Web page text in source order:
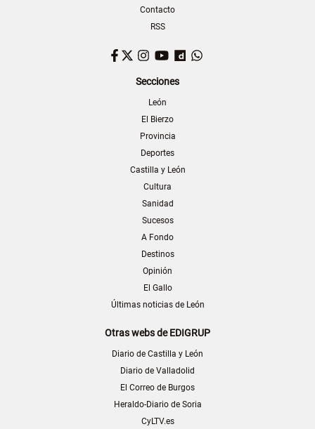
Contacto
RSS
Facebook
TwitterInstagram
YouTubeDailymotion
Secciones
León
El Bierzo
Provincia
Deportes
Castilla y León
Cultura
Sanidad
Sucesos
A Fondo
Destinos
Opinión
El Gallo
Últimas noticias de León
Otras webs de EDIGRUP
Diario de Castilla y León
Diario de Valladolid
El Correo de Burgos
Heraldo-Diario de Soria
CyLTV.es